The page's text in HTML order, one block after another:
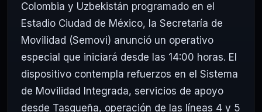
Colombia y Uzbekistán programado en el
Estadio Ciudad de México, la Secretaría de
Movilidad (Semovi) anunció un operativo
especial que iniciará desde las 14:00 horas. El
dispositivo contempla refuerzos en el Sistema
de Movilidad Integrada, servicios de apoyo
desde Tasqueña, operación de las líneas 4 y 5